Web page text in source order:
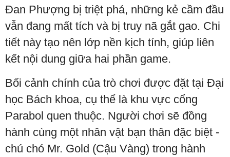
Đan Phượng bị triệt phá, những kẻ cầm đầu
vẫn đang mất tích và bị truy nã gắt gao. Chi
tiết này tạo nên lớp nền kịch tính, giúp liên
kết nội dung giữa hai phần game.
Bối cảnh chính của trò chơi được đặt tại Đại
học Bách khoa, cụ thể là khu vực cổng
Parabol quen thuộc. Người chơi sẽ đồng
hành cùng một nhân vật bạn thân đặc biệt -
chú chó Mr. Gold (Cậu Vàng) trong hành